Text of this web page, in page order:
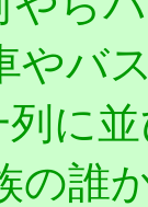
やバ
列に
の誰